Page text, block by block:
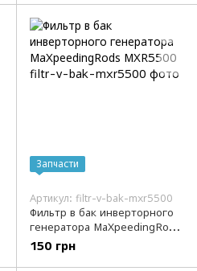
Запчасти
Артикул: filtr-v-bak-mxr5500
Фильтр в бак инверторного
генератора MaXpeedingRods
MXR5500
150 грн